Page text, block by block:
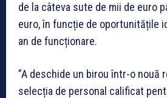
de la câteva sute de mii de euro
euro, în funcție de oportunitățile
an de funcționare.
”A deschide un birou într-o nouă
selecția de personal calificat